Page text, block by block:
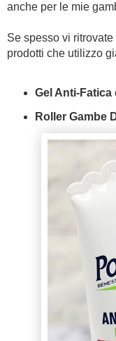
anche per le mie
Se spesso vi ritrovate
prodotti che utilizzo
Gel Anti-Fatica
Roller Gambe